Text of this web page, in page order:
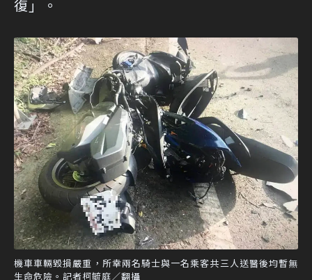
復」。
機車車輛毀損嚴重，所幸兩名騎士與一名乘客共三人送醫後均暫無
生命危險。記者柯毓庭／翻攝